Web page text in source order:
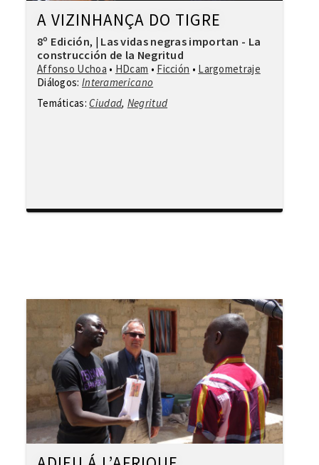
A VIZINHANÇA DO TIGRE
8º Edición, | Las vidas negras importan - La
construcción de la Negritud
Affonso Uchoa • HDcam • Ficción • Largometraje
Diálogos: Interamericano
Temáticas: Ciudad, Negritud